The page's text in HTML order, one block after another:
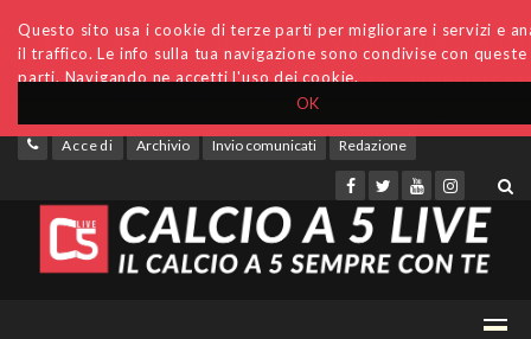
OK
Questo sito usa i cookie di terze parti per migliorare i servizi e
il traffico. Le info sulla tua navigazione sono condivise con
parti. Navigando ne accetti l'uso dei cookie.
Accedi Archivio Invio comunicati Redazione